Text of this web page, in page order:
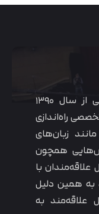
موسسه‌ی آموزشی همیار آکادمی از سال ۱۳۹۰
راه‌اندازی
زبان‌های
همچون
با
به همین دلیل
علاقه‌مند به